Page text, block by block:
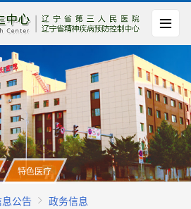
特色医疗
公告 政务信息